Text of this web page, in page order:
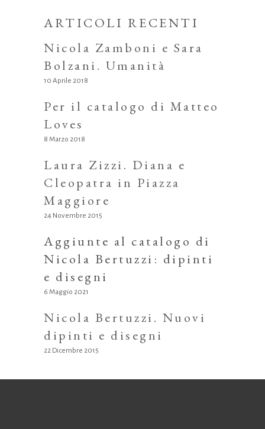
ARTICOLI RECENTI
Nicola Zamboni e Sara
Bolzani. Umanità
10 Aprile 2018
Per il catalogo di Matteo
Loves
8 Marzo 2018
Laura Zizzi. Diana e
Cleopatra in Piazza
Maggiore
24 Novembre 2015
Aggiunte al catalogo di
Nicola Bertuzzi: dipinti
e disegni
6 Maggio 2021
Nicola Bertuzzi. Nuovi
dipinti e disegni
22 Dicembre 2015